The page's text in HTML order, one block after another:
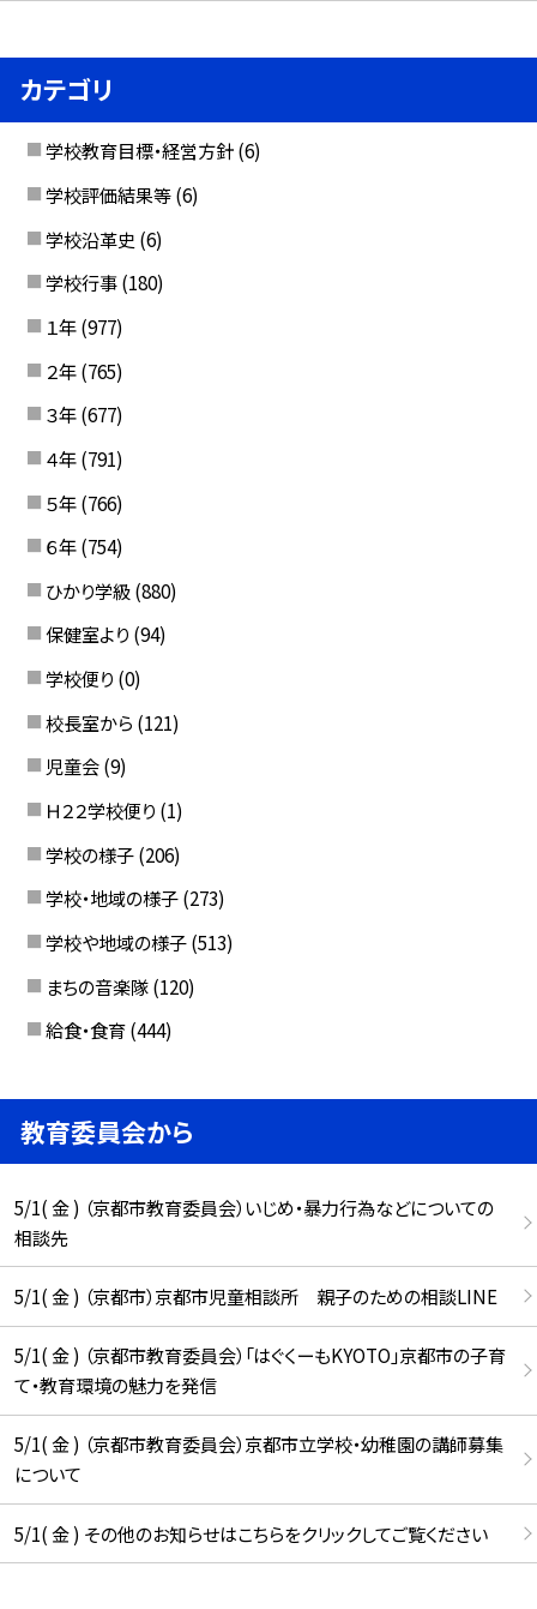
カテゴリ
学校教育目標・経営方針 (6)
学校評価結果等 (6)
学校沿革史 (6)
学校行事 (180)
１年 (977)
２年 (765)
３年 (677)
４年 (791)
５年 (766)
６年 (754)
ひかり学級 (880)
保健室より (94)
学校便り (0)
校長室から (121)
児童会 (9)
Ｈ２２学校便り (1)
学校の様子 (206)
学校・地域の様子 (273)
学校や地域の様子 (513)
まちの音楽隊 (120)
給食・食育 (444)
教育委員会から
5/1( 金 ) （京都市教育委員会）いじめ・暴力行為などについての
相談先
5/1( 金 ) （京都市）京都市児童相談所 親子のための相談LINE
5/1( 金 ) （京都市教育委員会）「はぐくーもKYOTO」京都市の子育
て・教育環境の魅力を発信
5/1( 金 ) （京都市教育委員会）京都市立学校・幼稚園の講師募集
について
5/1( 金 ) その他のお知らせはこちらをクリックしてご覧ください